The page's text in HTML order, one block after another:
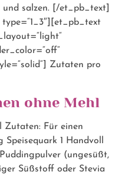
salzen. [/et_pb_text]
Zutaten pro
ohne Mehl
Zutaten: Für einen
Speisequark 1 Handvoll
(ungesüßt,
Süßstoff oder Stevia